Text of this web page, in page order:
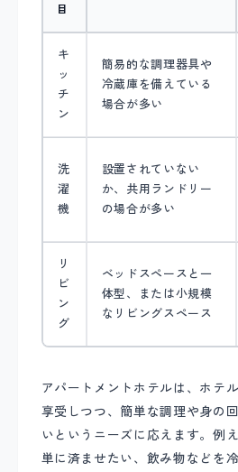
目
キ
ッ
チ
ン
簡易的な調理器具や
冷蔵庫を備えている
場合が多い
洗
濯
機
設置されていない
か、共用ランドリー
の場合が多い
リ
ビ
ン
グ
ベッドスペースと一
体型、または小規模
なリビングスペース
アパートメントホテルは、ホテ
享受しつつ、簡単な調理や身の
いというニーズに応えます。例
単に済ませたい、飲み物などを